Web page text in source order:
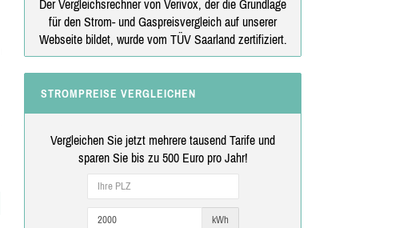
Der Vergleichsrechner von Verivox, der die Grundlage
für den Strom- und Gaspreisvergleich auf unserer
Webseite bildet, wurde vom TÜV Saarland zertifiziert.
STROMPREISE VERGLEICHEN
Vergleichen Sie jetzt mehrere tausend Tarife und
sparen Sie bis zu 500 Euro pro Jahr!
kWh